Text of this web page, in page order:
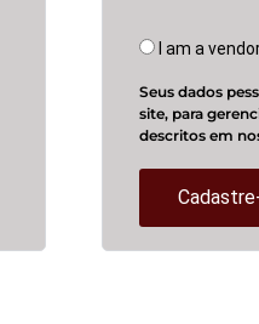
I am a
Seus dados
site, para
descritos em